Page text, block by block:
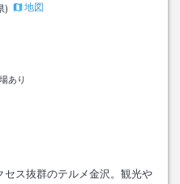
)
地図
あり
ス抜群のテルメ金沢。観光や